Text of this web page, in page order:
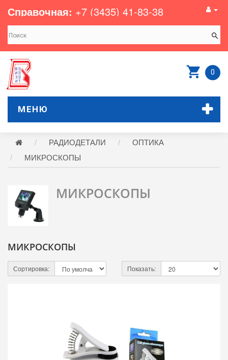
Справочная: +7 (3435) 41-83-38
0
МЕНЮ
РАДИОДЕТАЛИ
ОПТИКА
МИКРОСКОПЫ
МИКРОСКОПЫ
МИКРОСКОПЫ
Сортировка: Показать: